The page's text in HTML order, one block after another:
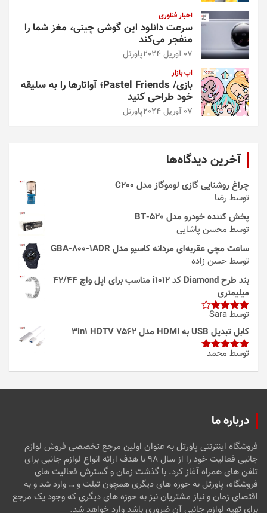
اخبار فناوری
سرعت دانلود این گوشی چینی، مغز شما را
منفجر می‌کند
07 آوریل 2024 پاورتل
اپ بازار
بازی/ Pastel Friends؛ آواتارها را به سلیقه
خود طراحی کنید
07 آوریل 2024 پاورتل
آخرین دیدگاه‌ها
چراغ روشنایی گازی لوموگاز مدل C200
توسط رضا
پخش کننده خودرو مدل 520-BT
توسط محسن پاشایی
ساعت مچی عقربه‌ای مردانه کاسیو مدل GBA-800-1ADR
توسط حسن زاده
بند طرح Diamond کد i1012 مناسب برای اپل واچ 42/44
میلیمتری
امتیاز4
از 5
توسط Sara
کابل تبدیل USB به HDMI مدل 3in1 HDTV 7562
امتیاز5از
توسط محمد
درباره ما
فروشگاه اینترنتی پاورتل به عنوان اولین مرجع تخصصی فروش لوازم
جانبی فعالیت خود را از سال ۹۸ با هدف ارائه انواع لوازم جانبی برای
تلفن های همراه آغاز کرد. با گذشت زمان و گسترش فعالیت های
فروشگاه، پاورتل به حوزه های دیگری همچون تبلت و … وارد شد و به
اقتضای زمان و نیاز مشتریان نیز به حوزه های دیگری که وجود یک مرجع
برای تهیه لوازم جانبی آن ضروری باشد وارد خواهد شد.